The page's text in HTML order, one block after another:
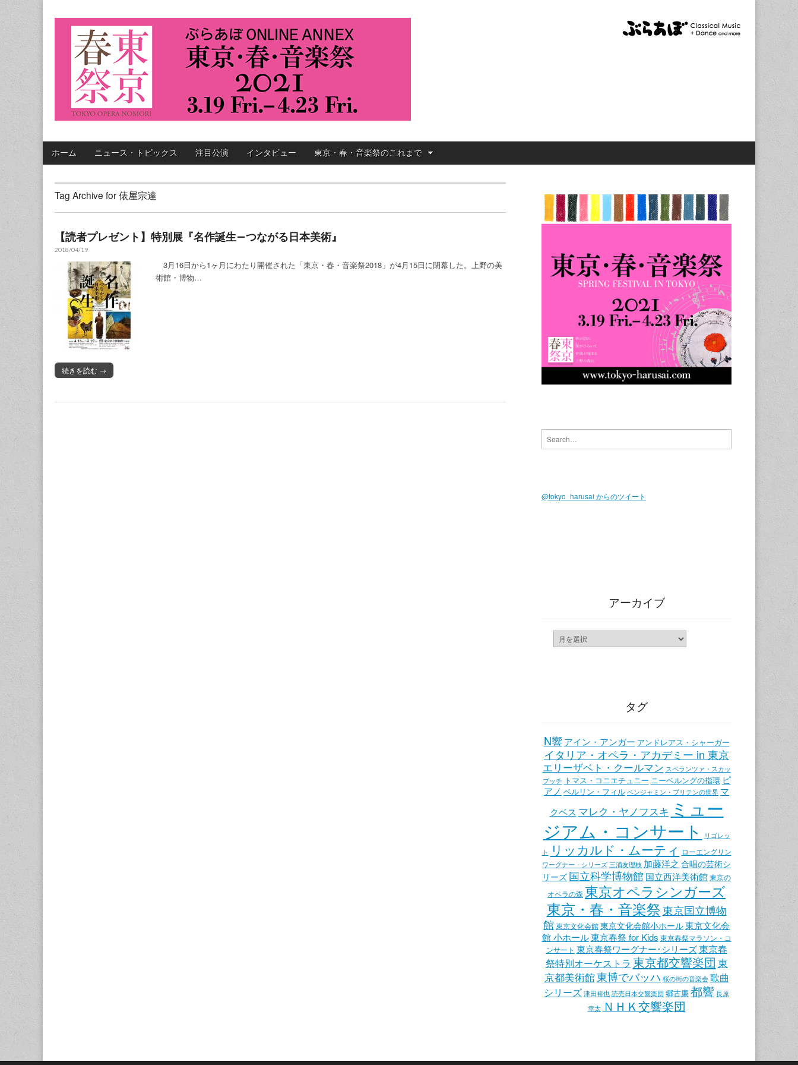
東京・春・音楽祭 2021
Main menu
Skip to content
ホーム ニュース・トピックス 注目公演 インタビュー 東京・春・音楽祭のこれまで
Tag Archive for 俵屋宗達
【読者プレゼント】特別展『名作誕生—つながる日本美術』
2018/04/19
3月16日から1ヶ月にわたり開催された「東京・春・音楽祭2018」が4月15日に閉幕した。上野の美
術館・博物…
続きを読む →
@tokyo_harusai からのツイート
アーカイブ
タグ
N響 アイン・アンガー アンドレアス・シャーガー
イタリア・オペラ・アカデミー in 東京
エリーザベト・クールマン スペランツァ・スカッ
プッチ トマス・コニエチュニー ニーベルングの指環 ピ
アノ ベルリン・フィルベンジャミン・ブリテンの世界 マ
クベス マレク・ヤノフスキ ミュー
ジアム・コンサート
リゴレッ
ト
リッカルド・ムーティ ローエングリン
ワーグナー・シリーズ三浦友理枝 加藤洋之 合唱の芸術シ
リーズ 国立科学博物館国立西洋美術館東京の
オペラの森 東京オペラシンガーズ
東京・春・音楽祭東京国立博物
館東京文化会館東京文化会館小ホール東京文化会
館 小ホール東京春祭 for Kids 東京春祭マラソン・コ
ンサート 東京春祭ワーグナー･シリーズ東京春
祭特別オーケストラ 東京都交響楽団 東
京都美術館東博でバッハ 桜の街の音楽会 歌曲
シリーズ津田裕也読売日本交響楽団 郷古廉都響 長原
幸太 ＮＨＫ交響楽団